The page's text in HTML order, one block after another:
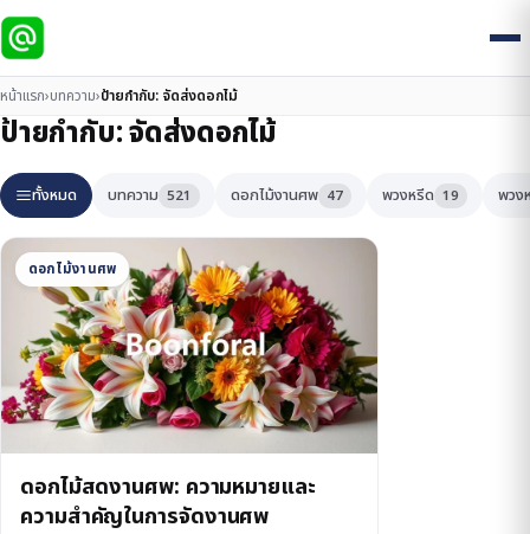
หน้าแรก›บทความ›ป้ายกำกับ: จัดส่งดอกไม้
ป้ายกำกับ:จัดส่งดอกไม้
ทั้งหมด บทความ 521 ดอกไม้งานศพ 47 พวงหรีด 19 พวง
ดอกไม้งานศพ
ดอกไม้สดงานศพ: ความหมายและ
ความสำคัญในการจัดงานศพ